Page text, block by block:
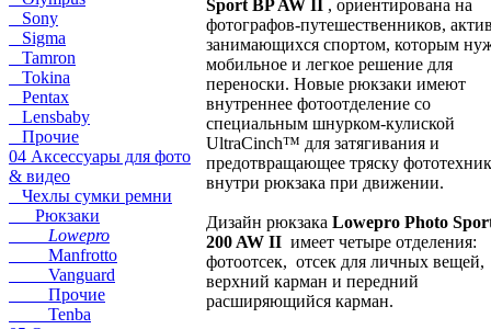
Sony
Sigma
Tamron
Tokina
Pentax
Lensbaby
Прочие
04 Аксессуары для фото
& видео
Чехлы сумки ремни
Рюкзаки
Lowepro
Manfrotto
Vanguard
Прочие
Tenba
Sport BP AW II , ориентирована на
фотографов-путешественников,
занимающихся спортом, которым
мобильное и легкое решение для
переноски. Новые рюкзаки имеют
внутреннее фотоотделение со
специальным шнурком-кулиской
UltraCinch™ для затягивания и
предотвращающее тряску
внутри рюкзака при движении.
Дизайн рюкзака Lowepro Photo
200 AW II имеет четыре отделения:
фотоотсек, отсек для личных вещей,
верхний карман и передний
расширяющийся карман.